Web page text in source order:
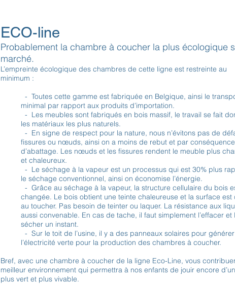
ECO-line
Probablement la chambre à coucher la plus écologique
marché.
L’empreinte écologique des chambres de cette ligne est restreinte au
minimum :
- Toutes cette gamme est fabriquée en Belgique, ainsi le
minimal par rapport aux produits d’importation.
- Les meubles sont fabriqués en bois massif, le travail se fait
les matériaux les plus naturels.
- En signe de respect pour la nature, nous n’évitons pas de
fissures ou nœuds, ainsi on a moins de rebut et par
d’abattage. Les nœuds et les fissures rendent le meuble plus
et chaleureux.
- Le séchage à la vapeur est un processus qui est 30% plus
le séchage conventionnel, ainsi on économise l’énergie.
- Grâce au séchage à la vapeur, la structure cellulaire du bois
changée. Le bois obtient une teinte chaleureuse et la surface est
au toucher. Pas besoin de teinter ou laquer. La résistance aux
aussi convenable. En cas de tache, il faut simplement l’effacer et
sécher un instant.
- Sur le toit de l’usine, il y a des panneaux solaires pour générer
l’électricité verte pour la production des chambres à coucher.
Bref, avec une chambre à coucher de la ligne Eco-Line, vous
meilleur environnement qui permettra à nos enfants de jouir encore
plus vert et plus vivable.